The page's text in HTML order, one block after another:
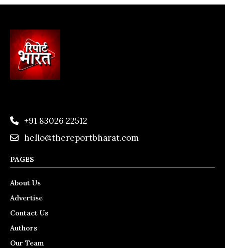
+91 83026 22512
hello@thereportbharat.com
PAGES
About Us
Advertise
Contact Us
Authors
Our Team